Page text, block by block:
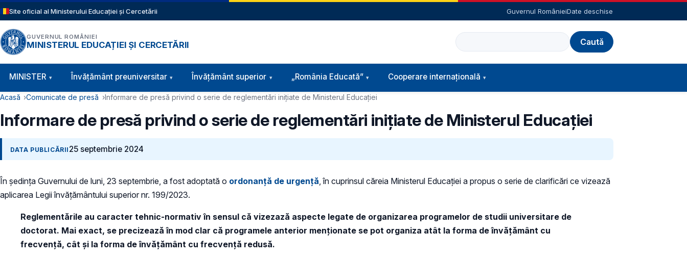
Sari la conținutul principal
Site oficial al Ministerului Educației și Cercetării Guvernul RomânieiDate deschise
GUVERNUL ROMÂNIEI
MINISTERUL EDUCAȚIEI ȘI CERCETĂRII
Caută
Navigație principală
MINISTER Învăţământ preuniversitar Învățământ superior „România Educată” Cooperare internațională
Cale de navigare
Acasă Comunicate de presă Informare de presă privind o serie de reglementări inițiate de Ministerul Educației
Informare de presă privind o serie de reglementări inițiate de Ministerul Educației
DATA PUBLICĂRII 25 septembrie 2024
În ședința Guvernului de luni, 23 septembrie, a fost adoptată o ordonanță de urgență, în cuprinsul căreia Ministerul Educației a propus o serie de clarificări ce vizează
aplicarea Legii învățământului superior nr. 199/2023.
Reglementările au caracter tehnic-normativ în sensul că vizezază aspecte legate de organizarea programelor de studii universitare de
doctorat. Mai exact, se precizează în mod clar că programele anterior menționate se pot organiza atât la forma de învățământ cu
frecvență, cât și la forma de învățământ cu frecvență redusă.